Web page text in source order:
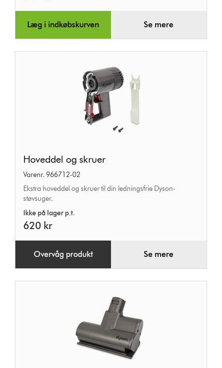
Læg i indkøbskurven Se mere
og
skruer
Hoveddel og skruer
Varenr. 966712-02
Ekstra hoveddel og skruer til din ledningsfrie Dyson-
støvsuger.
Ikke på lager p.t.
620 kr
Overvåg produkt Se mere